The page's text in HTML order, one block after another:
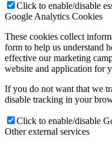
Click to enable/disable
Google Analytics Cookies
These cookies collect
form to help us understand
effective our marketing
website and application for
If you do not want that we
disable tracking in your
Click to enable/disable
Other external services